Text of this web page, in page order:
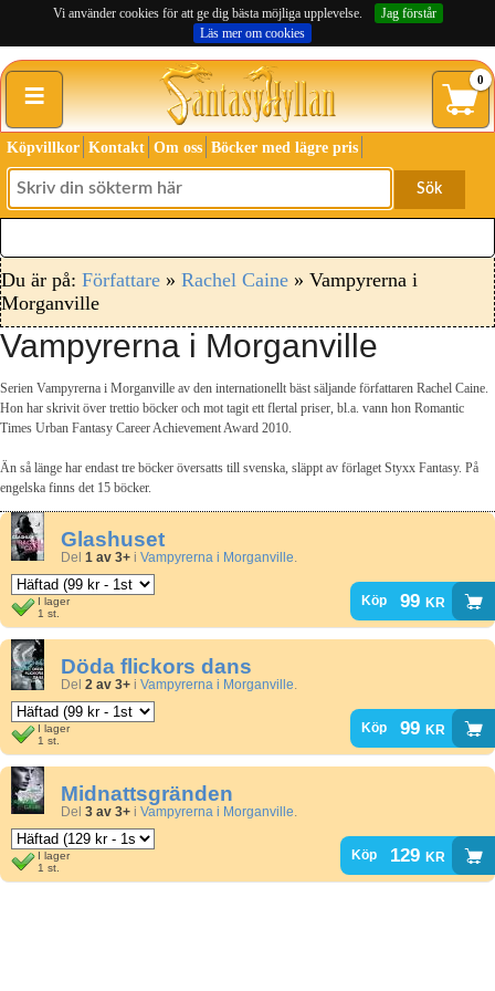
Vi använder cookies för att ge dig bästa möjliga upplevelse.
Jag förstår
Läs mer om cookies
≡ 0
Köpvillkor Kontakt Om oss Böcker med lägre pris
Sök
Du är på: Författare » Rachel Caine » Vampyrerna i
Morganville
Vampyrerna i Morganville
Serien Vampyrerna i Morganville av den internationellt bäst säljande författaren Rachel Caine.
Hon har skrivit över trettio böcker och mot tagit ett flertal priser, bl.a. vann hon Romantic
Times Urban Fantasy Career Achievement Award 2010.
Än så länge har endast tre böcker översatts till svenska, släppt av förlaget Styxx Fantasy. På
engelska finns det 15 böcker.
Glashuset
Del 1 av 3+ i Vampyrerna i Morganville.
I lager
1 st.
Köp 99 kr
Döda flickors dans
Del 2 av 3+ i Vampyrerna i Morganville.
I lager
1 st.
Köp 99 kr
Midnattsgränden
Del 3 av 3+ i Vampyrerna i Morganville.
I lager
1 st.
Köp 129 kr